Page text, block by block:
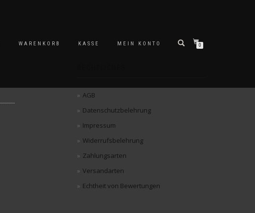
WARENKORB KASSE MEIN KONTO 0
AGB
Datenschutzbelehrung
Impressum
Widerrufsbelehrung
Zahlungsarten
Versandarten
Echtheit von Bewertungen